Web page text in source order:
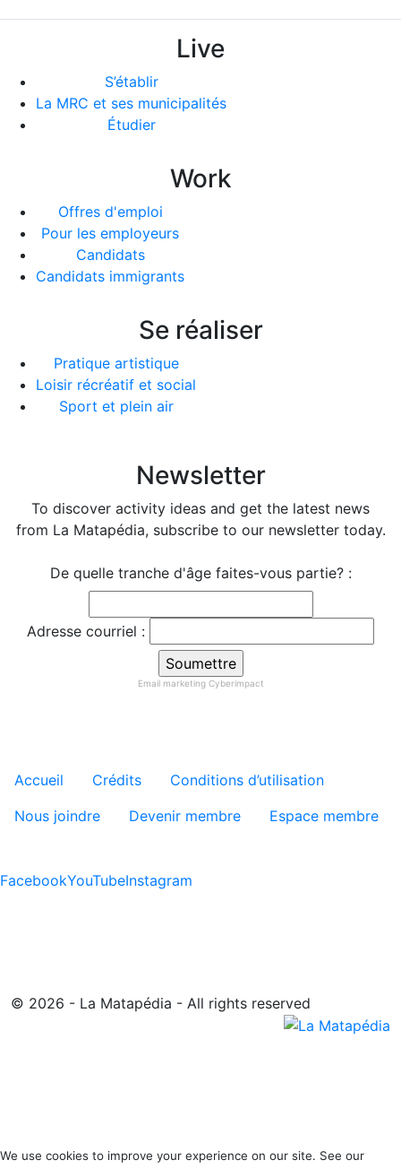
Live
S’établir
La MRC et ses municipalités
Étudier
Work
Offres d'emploi
Pour les employeurs
Candidats
Candidats immigrants
Se réaliser
Pratique artistique
Loisir récréatif et social
Sport et plein air
Newsletter
To discover activity ideas and get the latest news
from La Matapédia, subscribe to our newsletter today.
De quelle tranche d'âge faites-vous partie? :
Adresse courriel :
Email marketing Cyberimpact
Menu tertiaire de pied de
Accueil Crédits
Conditions d’utilisation
Nous joindre
Devenir membre Espace membre
FacebookYouTubeInstagram
© 2026 - La Matapédia - All rights reserved
We use cookies to improve your experience on our site. See our